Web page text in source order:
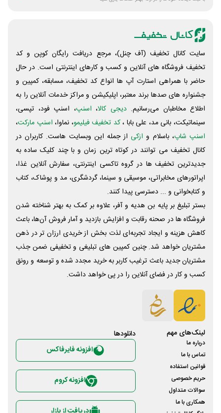
سایت کانال تخفیف (آف چنل)، مرجع دریافت رایگان کوپن و کد
تخفیف فروشگاه های آنلاین و کسب و‌ کارهای اینترنتی است. در حال
حاضر با همراهی استارت آپ ها انواع کد تخفیف، مسابقه، کمپین و
جشنواره های صدها برند معتبر، اپلیکیشن و مراکز خدمات آنلاین را به
اطلاع مخاطبان می‌رسانیم. دیجی کالا، اسنپ، اسنپ فود، تپسی،
سینماتیکت، بانی مد، علی‌ بابا ،کد تخفیف فیلیمو، نماوا، اسنپ مارکت،
اسنپ شاپ، باسلام و ازکی از جمله این وبسایت ‌هاست. کاربران در
کانال تخفیف می توانند در کوتاه ترین زمان و با چند کلیک ساده به
جدیدترین تخفیف ها در گروه تاکسی اینترنتی، سفارش آنلاین غذا،
اپراتورهای مخابراتی، موسیقی و سینما، گردشگری، مد و پوشاک، کتاب
و کتابخوانی و ... دسترسی پیدا کنند.
بستر تبلیغ بر پایه بن هدیه و آفر، علاوه بر کمک به بهتر شناخته شدن
فروشگاه ها در صحنه رقابت و افزایش بازدید و آمار فروش آن‌ها، باعث
کاهش هزینه و ایجاد تجربه‌ای لذت بخش از خریدی ارزان تر در ذهن
مشتریان خواهد شد. چنین کمپین های تبلیغی و تخفیفی ضمن جذب
مشتریان جدید باعث ترغیب کاربر به خرید مجدد شده و توسعه و رونق
کسب و کار در فضای آنلاین را در پی خواهد داشت.
لینک‌های مهم
درباره ما
تماس با ما
قوانین استفاده
حریم خصوصی
سوالات متداول
همکاری با ما
دانلود‌ها
افزونه فایرفاکس
افزونه کروم